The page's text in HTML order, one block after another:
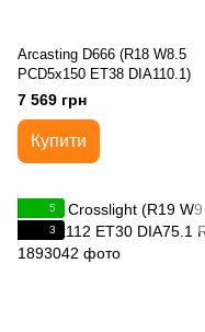
Arcasting D666 (R18 W8.5
PCD5x150 ET38 DIA110.1)
7 569 грн
Купити
5
3